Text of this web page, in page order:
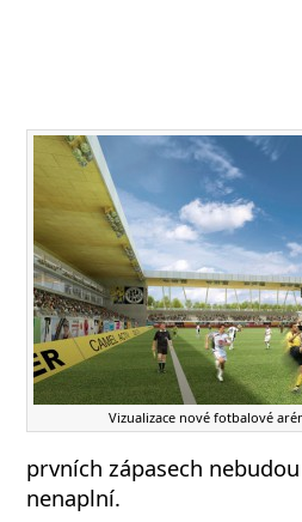
Vizualizace nové fotbalové
prvních zápasech
nenaplní.